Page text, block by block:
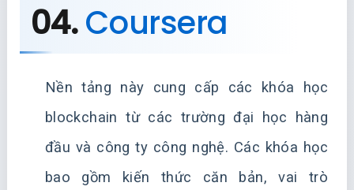
04.Coursera
Nền tảng này cung cấp các khóa học
blockchain từ các trường đại học hàng
đầu và công ty công nghệ. Các khóa học
bao gồm kiến thức căn bản, vai trò